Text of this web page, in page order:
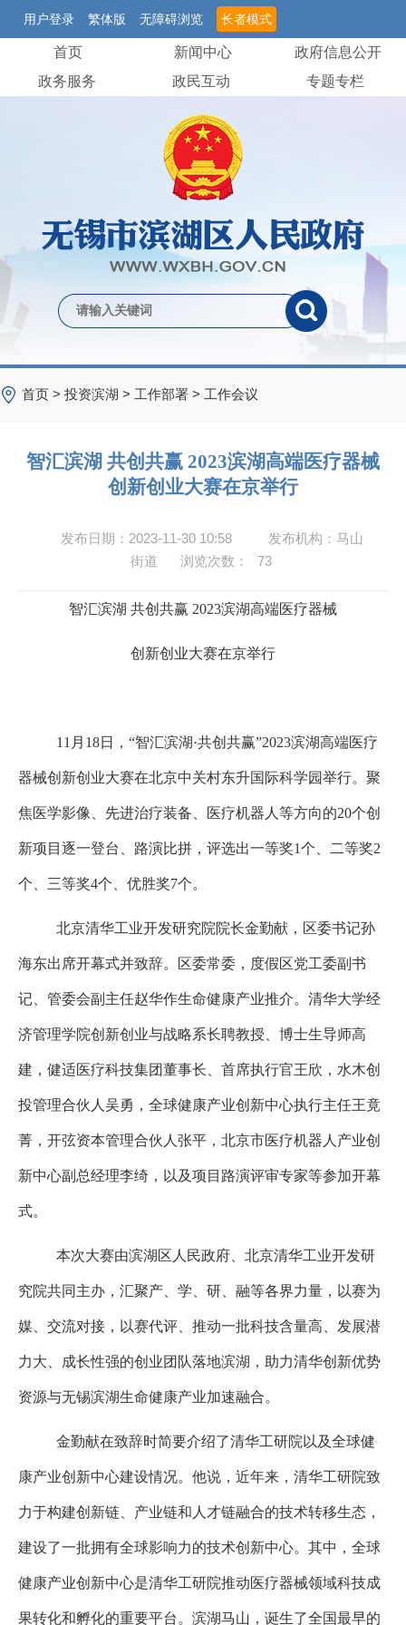
用户登录 繁体版 无障碍浏览 长者模式
首页 新闻中心
政府信息公开
政务服务
政民互动 专题专栏
首页 > 投资滨湖 > 工作部署 > 工作会议
智汇滨湖 共创共赢 2023滨湖高端医疗器械
创新创业大赛在京举行
发布日期：2023-11-30 10:58
发布机构：马山
街道
浏览次数： 73
智汇滨湖 共创共赢 2023滨湖高端医疗器械
创新创业大赛在京举行
11 月 18日，“智汇滨湖·共创共赢”2023滨湖高端医疗
器械创新创业大赛在北京中关村东升国际科学园举行。聚
焦医学影像、先进治疗装备、医疗机器人等方向的20个创
新项目逐一登台、路演比拼，评选出一等奖1个、二等奖2
个、三等奖4个、优胜奖7个。
北京清华工业开发研究院院长金勤献，区委书记孙
海东出席开幕式并致辞。区委常委，度假区党工委副书
记、管委会副主任赵华作生命健康产业推介。清华大学经
济管理学院创新创业与战略系长聘教授、博士生导师高
建，健适医疗科技集团董事长、首席执行官王欣，水木创
投管理合伙人吴勇，全球健康产业创新中心执行主任王竟
菁，开弦资本管理合伙人张平，北京市医疗机器人产业创
新中心副总经理李绮，以及项目路演评审专家等参加开幕
式。
本次大赛由滨湖区人民政府、北京清华工业开发研
究院共同主办，汇聚产、学、研、融等各界力量，以赛为
媒、交流对接，以赛代评、推动一批科技含量高、发展潜
力大、成长性强的创业团队落地滨湖，助力清华创新优势
资源与无锡滨湖生命健康产业加速融合。
金勤献在致辞时简要介绍了清华工研院以及全球健
康产业创新中心建设情况。他说，近年来，清华工研院致
力于构建创新链、产业链和人才链融合的技术转移生态，
建设了一批拥有全球影响力的技术创新中心。其中，全球
健康产业创新中心是清华工研院推动医疗器械领域科技成
果转化和孵化的重要平台。滨湖马山，诞生了全国最早的